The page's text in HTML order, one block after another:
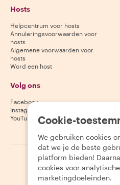
Hosts
Helpcentrum voor hosts
Annuleringsvoorwaarden voor
hosts
Algemene voorwaarden voor
hosts
Word een host
Volg ons
Facebook
Instagram
YouTube
2026 Withlocals.com |
Cookie-
We gebruiken cookies
dat we je de beste
platform bieden!
cookies voor
marketingdoeleinden.